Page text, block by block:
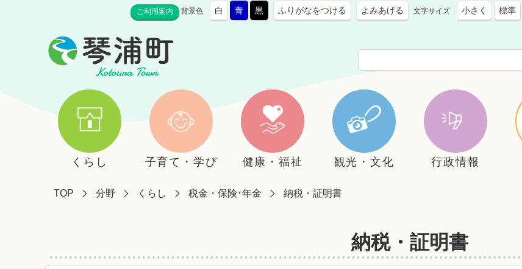
ご利用案内 背景色 白 青 黒 ふりがなをつける よみあげる 文字サイズ 小さく 標準
くらし 子育て・学び 健康・福祉 観光・文化 行政情報
TOP 分野 くらし 税金・保険･年金 納税・証明書
納税・証明書